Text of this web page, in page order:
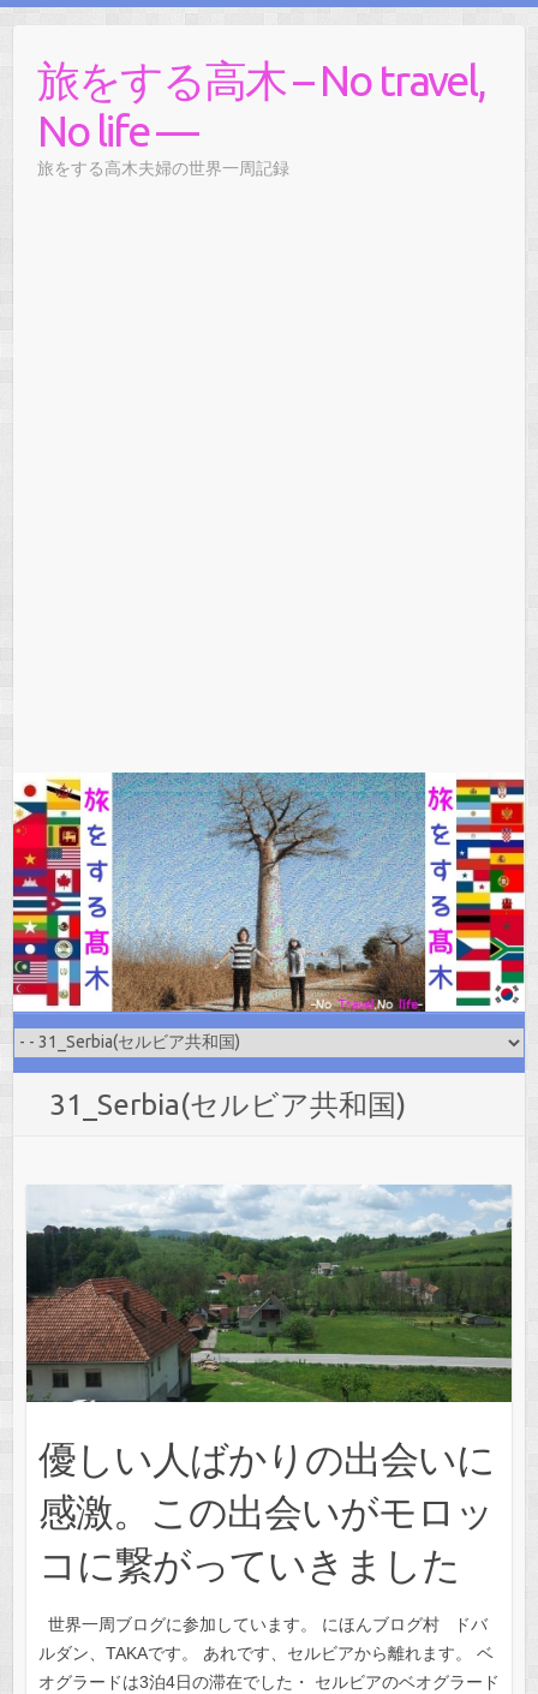
旅をする高木 – No travel,
No life —
旅をする高木夫婦の世界一周記録
31_Serbia(セルビア共和国)
優しい人ばかりの出会いに
感激。この出会いがモロッ
コに繋がっていきました
世界一周ブログに参加しています。 にほんブログ村 ドバ
ルダン、TAKAです。 あれです、セルビアから離れます。 ベ
オグラードは3泊4日の滞在でした・ セルビアのベオグラード